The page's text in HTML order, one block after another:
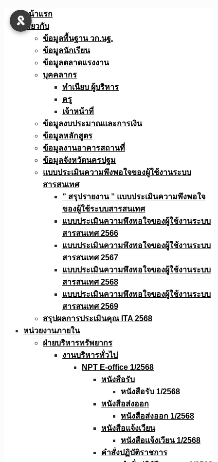
Skip
หน้าแรก
เกี่ยวกับ
ข้อมูลพื้นฐาน วก.นฐ.
ข้อมูลนักเรียน
ข้อมูลตลาดแรงงาน
บุคคลากร
ทำเนียบ ผู้บริหาร
ครู
เจ้าหน้าที่
ข้อมูลงบประมาณเเละการเงิน
ข้อมูลหลักสูตร
ข้อมูลงานอาคารสถานที่
ข้อมูลจังหวัดนครปฐม
แบบประเมินความพึงพอใจของผู้ใช้งานระบบ
สารสนเทศ
” สรุปรายงาน ” แบบประเมินความพึงพอใจ
ของผู้ใช้ระบบสารสนเทศ
แบบประเมินความพึงพอใจของผู้ใช้งานระบบ
สารสนเทศ 2566
แบบประเมินความพึงพอใจของผู้ใช้งานระบบ
สารสนเทศ 2567
แบบประเมินความพึงพอใจของผู้ใช้งานระบบ
สารสนเทศ 2568
แบบประเมินความพึงพอใจของผู้ใช้งานระบบ
สารสนเทศ 2569
สรุปผลการประเมินคุณ ITA 2568
หน่วยงานภายใน
ฝ่ายบริหารทรัพยากร
งานบริหารทั่วไป
NPT E-office 1/2568
หนังสือรับ
หนังสือรับ 1/2568
หนังสือส่งออก
หนังสือส่งออก 1/2568
หนังสือแจ้งเวียน
หนังสือเเจ้งเวียน 1/2568
คำสั่งปฏิบัติราชการ